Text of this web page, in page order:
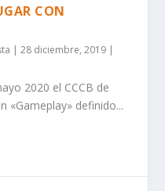
CON
|28 diciembre, 2019 |
2020 el CCCB de
«Gameplay» definido...